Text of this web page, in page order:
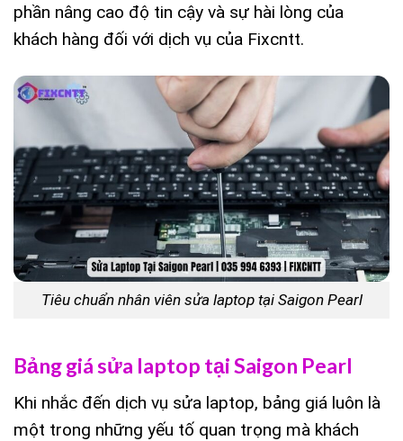
phần nâng cao độ tin cậy và sự hài lòng của
khách hàng đối với dịch vụ của Fixcntt.
Tiêu chuẩn nhân viên sửa laptop tại Saigon Pearl
Bảng giá sửa laptop tại Saigon Pearl
Khi nhắc đến dịch vụ sửa laptop, bảng giá luôn là
một trong những yếu tố quan trọng mà khách